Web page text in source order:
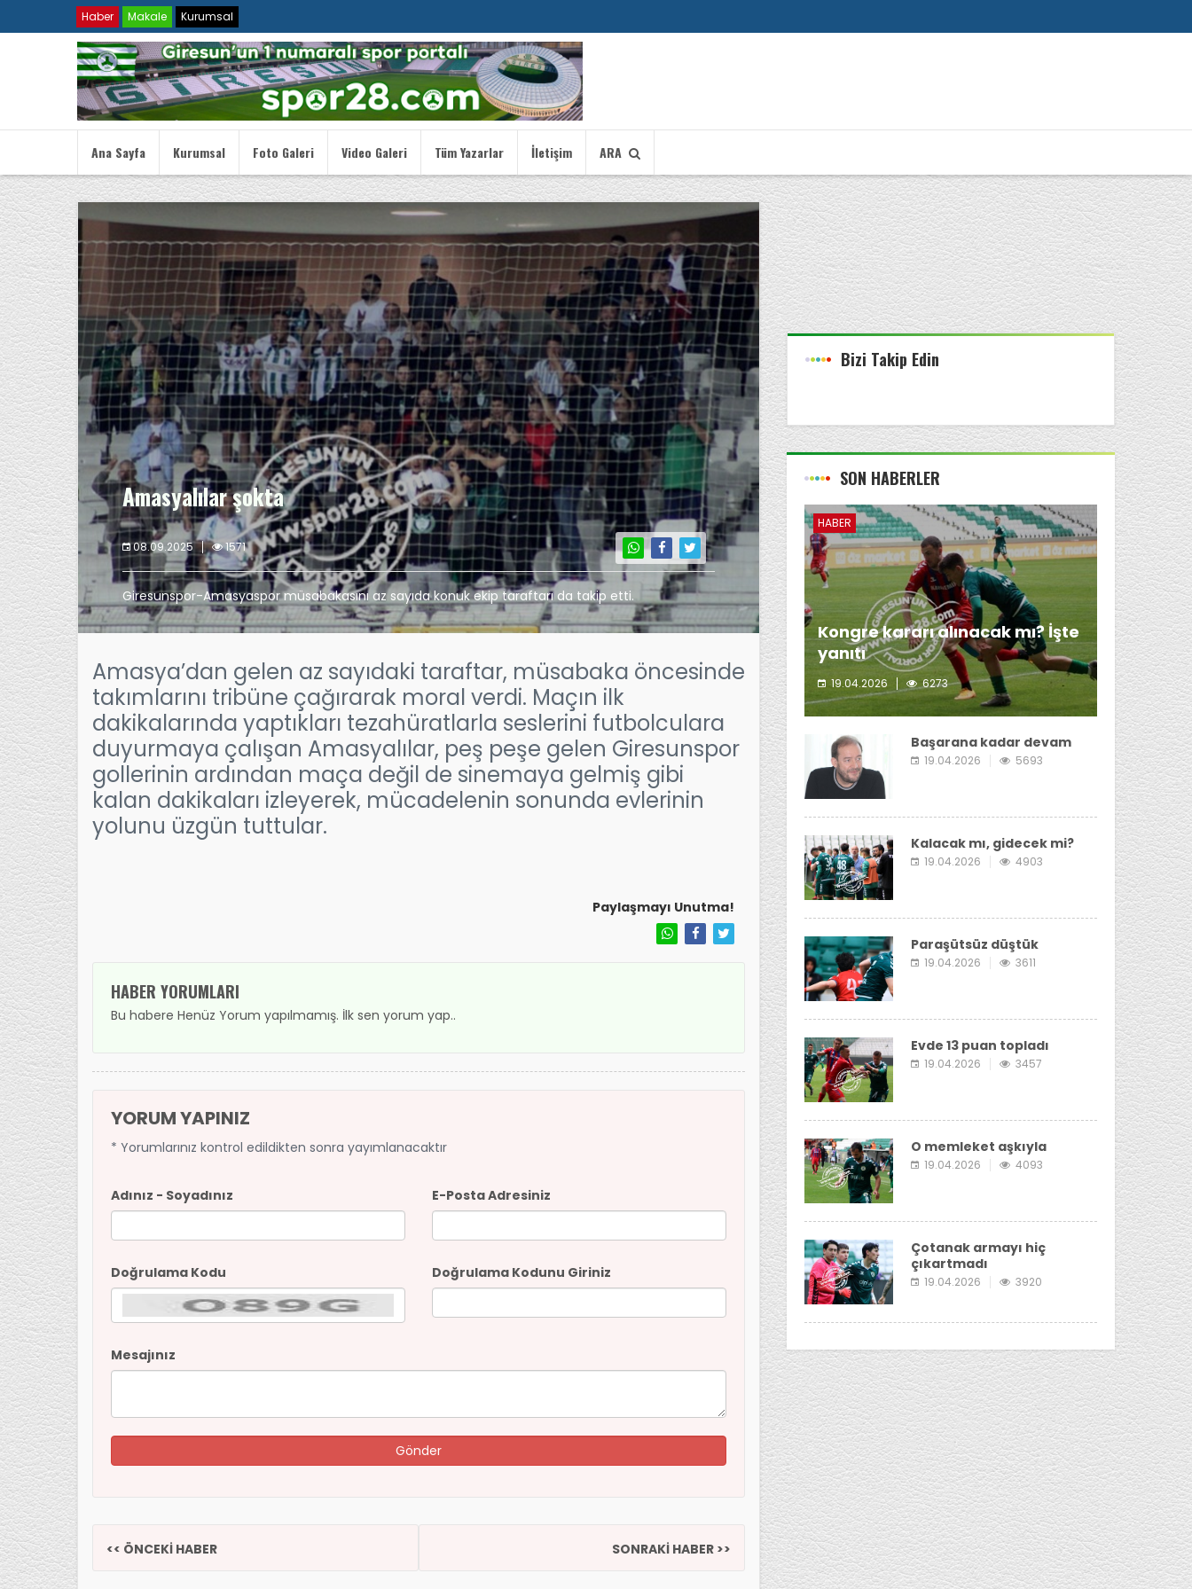
Haber Makale Kurumsal
Ana Sayfa Kurumsal Foto Galeri Video Galeri Tüm Yazarlar İletişim ARA
Amasyalılar şokta
08.09.2025 1571
Giresunspor-Amasyaspor müsabakasını az sayıda konuk ekip taraftarı da takip etti.
Amasya’dan gelen az sayıdaki taraftar, müsabaka öncesinde
takımlarını tribüne çağırarak moral verdi. Maçın ilk
dakikalarında yaptıkları tezahüratlarla seslerini futbolculara
duyurmaya çalışan Amasyalılar, peş peşe gelen Giresunspor
gollerinin ardından maça değil de sinemaya gelmiş gibi
kalan dakikaları izleyerek, mücadelenin sonunda evlerinin
yolunu üzgün tuttular.
Paylaşmayı Unutma!
HABER YORUMLARI
Bu habere Henüz Yorum yapılmamış. İlk sen yorum yap..
YORUM YAPINIZ
* Yorumlarınız kontrol edildikten sonra yayımlanacaktır
Adınız - Soyadınız E-Posta Adresiniz
Doğrulama Kodu Doğrulama Kodunu Giriniz
Mesajınız
<< ÖNCEKİ HABER SONRAKİ HABER >>
Bizi Takip Edin
SON HABERLER
HABER
Kongre kararı alınacak mı? İşte
yanıtı
19.04.2026 6273
Giresunspor Başkanı Emin Eltuğral'ın kongre
Başarana kadar devam
19.04.2026 5693
Kalacak mı, gidecek mi?
19.04.2026 4903
Paraşütsüz düştük
19.04.2026 3611
Evde 13 puan topladı
19.04.2026 3457
O memleket aşkıyla
19.04.2026 4093
Çotanak armayı hiç
çıkartmadı
19.04.2026 3920